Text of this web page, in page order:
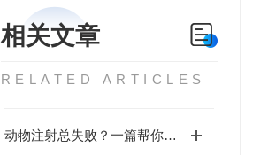
相关文章
RELATED ARTICLES
动物注射总失败？一篇帮你搞定所有难题！